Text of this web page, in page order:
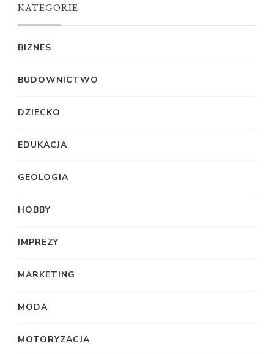
KATEGORIE
BIZNES
BUDOWNICTWO
DZIECKO
EDUKACJA
GEOLOGIA
HOBBY
IMPREZY
MARKETING
MODA
MOTORYZACJA